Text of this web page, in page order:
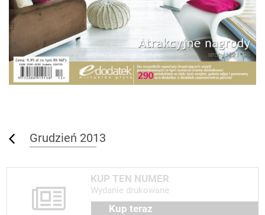
Grudzień 2013
KUP TEN NUMER
Wydanie drukowane
Kup teraz